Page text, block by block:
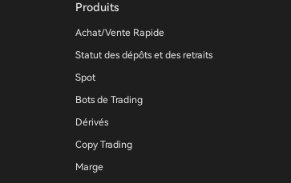
Produits
Achat/Vente Rapide
Statut des dépôts et des retraits
Spot
Bots de Trading
Dérivés
Copy Trading
Marge